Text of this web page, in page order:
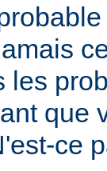
les
que
ce